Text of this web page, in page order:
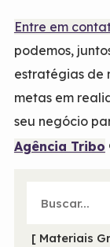
Entre em
podemos,
estratégias de
metas em
seu negócio
Agência Tribo
[ Materiais